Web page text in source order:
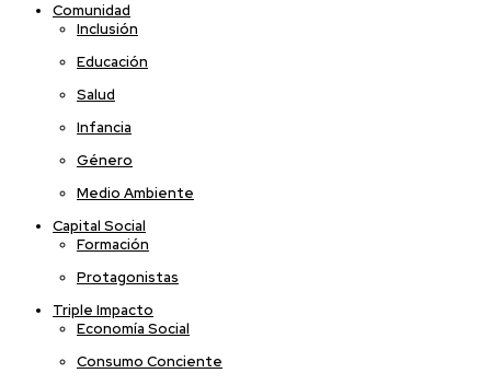
Comunidad
Inclusión
Educación
Salud
Infancia
Género
Medio Ambiente
Capital Social
Formación
Protagonistas
Triple Impacto
Economía Social
Consumo Conciente